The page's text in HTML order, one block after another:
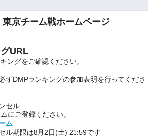
京チーム戦ホームページ
URL
ングをご確認ください。
ずDMPランキングの参加表明を行ってくださ
セル
にご登録ください。
ム
ル期限は8月2日(土) 23:59です